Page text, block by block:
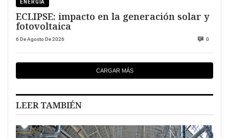
ENERGÍA
ECLIPSE: impacto en la generación solar y
fotovoltaica
6 De Agosto De 2026 0
CARGAR MÁS
LEER TAMBIÉN